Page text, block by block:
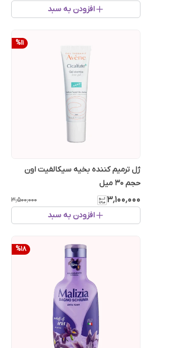
افزودن به سبد
%11
ژل ترمیم کننده بخیه سیکالفیت اون
حجم 30 میل
۳٬۱۰۰٬۰۰۰ ۳٬۵۰۰٬۰۰۰
افزودن به سبد
%18